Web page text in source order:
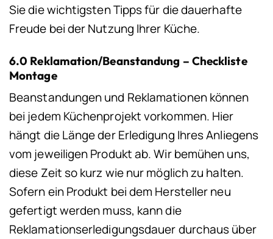
Sie die wichtigsten Tipps für die dauerhafte
Freude bei der Nutzung Ihrer Küche.
6.0 Reklamation/Beanstandung – Checkliste
Montage
Beanstandungen und Reklamationen können
bei jedem Küchenprojekt vorkommen. Hier
hängt die Länge der Erledigung Ihres Anliegens
vom jeweiligen Produkt ab. Wir bemühen uns,
diese Zeit so kurz wie nur möglich zu halten.
Sofern ein Produkt bei dem Hersteller neu
gefertigt werden muss, kann die
Reklamationserledigungsdauer durchaus über